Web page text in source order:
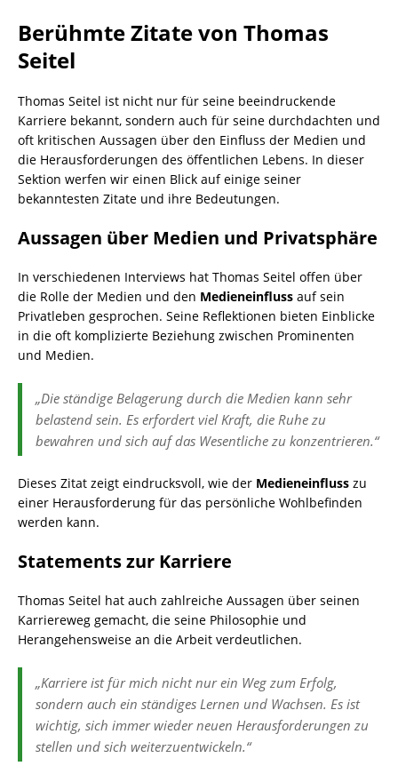
Berühmte Zitate von Thomas
Seitel
Thomas Seitel ist nicht nur für seine beeindruckende
Karriere bekannt, sondern auch für seine durchdachten und
oft kritischen Aussagen über den Einfluss der Medien und
die Herausforderungen des öffentlichen Lebens. In dieser
Sektion werfen wir einen Blick auf einige seiner
bekanntesten Zitate und ihre Bedeutungen.
Aussagen über Medien und Privatsphäre
In verschiedenen Interviews hat Thomas Seitel offen über
die Rolle der Medien und den Medieneinfluss auf sein
Privatleben gesprochen. Seine Reflektionen bieten Einblicke
in die oft komplizierte Beziehung zwischen Prominenten
und Medien.
„Die ständige Belagerung durch die Medien kann sehr
belastend sein. Es erfordert viel Kraft, die Ruhe zu
bewahren und sich auf das Wesentliche zu konzentrieren.“
Dieses Zitat zeigt eindrucksvoll, wie der Medieneinfluss zu
einer Herausforderung für das persönliche Wohlbefinden
werden kann.
Statements zur Karriere
Thomas Seitel hat auch zahlreiche Aussagen über seinen
Karriereweg gemacht, die seine Philosophie und
Herangehensweise an die Arbeit verdeutlichen.
„Karriere ist für mich nicht nur ein Weg zum Erfolg,
sondern auch ein ständiges Lernen und Wachsen. Es ist
wichtig, sich immer wieder neuen Herausforderungen zu
stellen und sich weiterzuentwickeln.“